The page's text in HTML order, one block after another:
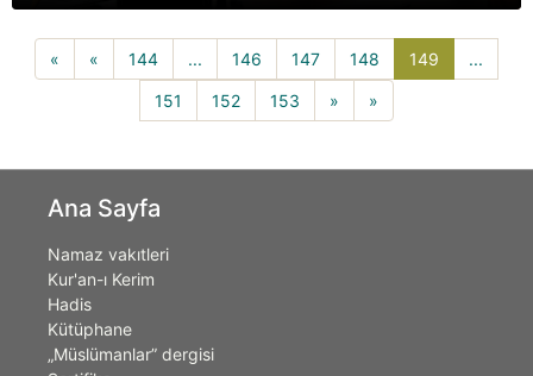
« « 144 ... 146 147 148 149 ...
151 152 153 » »
Ana Sayfa
Namaz vakıtleri
Kur'an-ı Kerim
Hadis
Kütüphane
„Müslümanlar” dergisi